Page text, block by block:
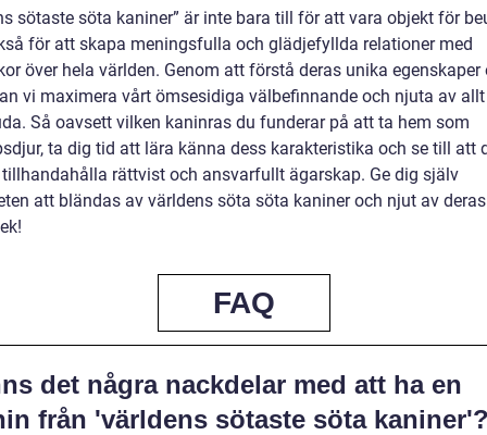
sötaste söta kaniner” är inte bara till för att vara objekt för
för att skapa meningsfulla och glädjefyllda relationer med
över hela världen. Genom att förstå deras unika egenskaper
vi maximera vårt ömsesidiga välbefinnande och njuta av
Så oavsett vilken kaninras du funderar på att ta hem som
ta dig tid att lära känna dess karakteristika och se till att
rättvist och ansvarfullt ägarskap. Ge dig själv
att bländas av världens söta söta kaniner och njut av
FAQ
det några nackdelar med att ha en
från 'världens sötaste söta